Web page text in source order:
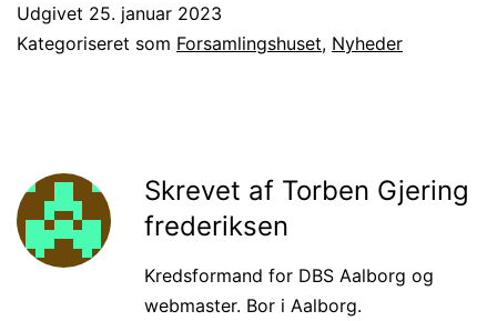
Udgivet 25. januar 2023
Kategoriseret som Forsamlingshuset, Nyheder
Skrevet af Torben Gjering
frederiksen
Kredsformand for DBS Aalborg og
webmaster. Bor i Aalborg.